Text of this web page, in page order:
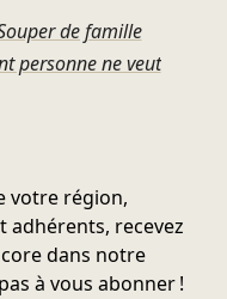
de famille
personne ne veut
votre région,
adhérents, recevez
dans notre
à vous abonner !